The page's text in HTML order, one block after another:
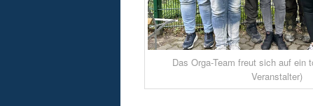
Das Orga-Team freut sich auf ein
Veranstalter)